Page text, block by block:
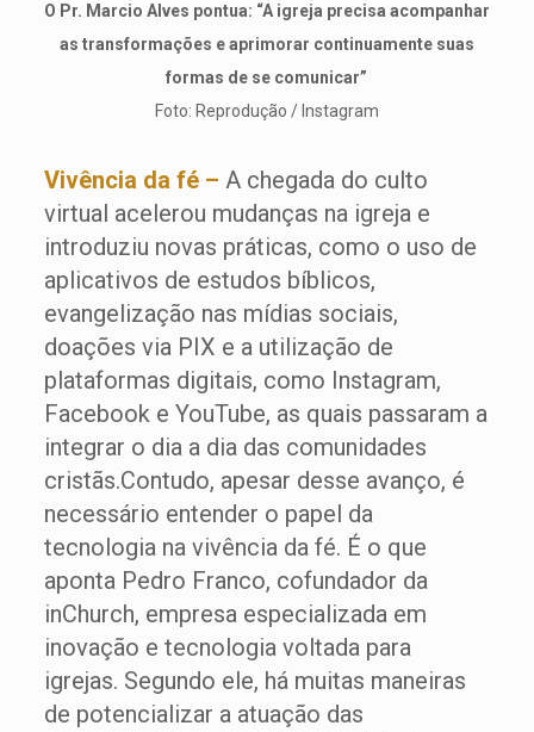
O Pr. Marcio Alves pontua: “A igreja precisa acompanhar
as transformações e aprimorar continuamente suas
formas de se comunicar”
Foto: Reprodução / Instagram
Vivência da fé – A chegada do culto
virtual acelerou mudanças na igreja e
introduziu novas práticas, como o uso de
aplicativos de estudos bíblicos,
evangelização nas mídias sociais,
doações via PIX e a utilização de
plataformas digitais, como Instagram,
Facebook e YouTube, as quais passaram a
integrar o dia a dia das comunidades
cristãs.Contudo, apesar desse avanço, é
necessário entender o papel da
tecnologia na vivência da fé. É o que
aponta Pedro Franco, cofundador da
inChurch, empresa especializada em
inovação e tecnologia voltada para
igrejas. Segundo ele, há muitas maneiras
de potencializar a atuação das